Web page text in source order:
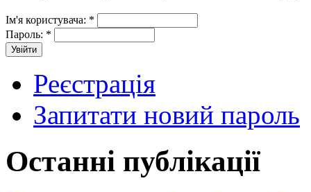
Ім'я користувача: *
Пароль: *
Реєстрація
Запитати новий пароль
Останні публікації